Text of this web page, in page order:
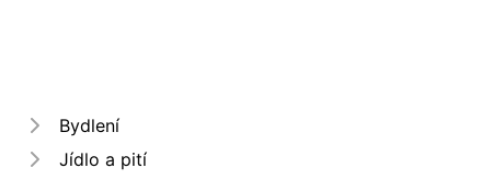
Bydlení
Jídlo a pití